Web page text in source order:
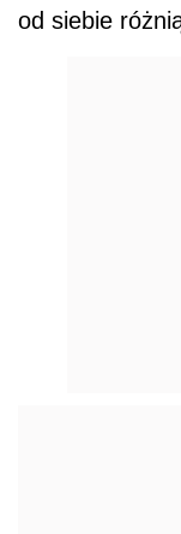
od siebie